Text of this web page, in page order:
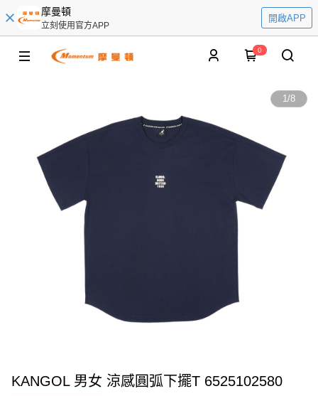
摩曼頓
立刻使用官方APP
開啟APP
0
1/8
KANGOL 男女 涼感圓弧下擺T 6525102580